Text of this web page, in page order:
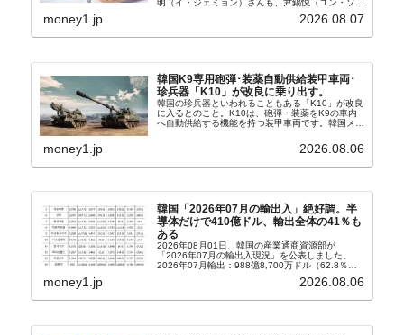
バンクにして不良債権の買い取りを行い、分割償還
money1.jp 2026.08.07
韓国K9専用砲弾･装薬自動供給装甲車両･
珍兵器「K10」が改良に乗り出す。
韓国の珍兵器といわれることもある「K10」が改良
に入るとのこと。K10は、砲弾・装薬をK9の車内
へ自動供給する機能を持つ装甲車両です。韓国メデ
から以下に一部を引きます。2005年に初めて...
money1.jp 2026.08.06
韓国「2026年07月の輸出入」絶好調。半
導体だけで410億ドル、輸出全体の41％も
ある
2026年08月01日、韓国の産業通商資源部が
「2026年07月の輸出入現況」を公表しました。
2026年07月輸出：988億8,700万ドル（62.8％）
money1.jp 2026.08.06